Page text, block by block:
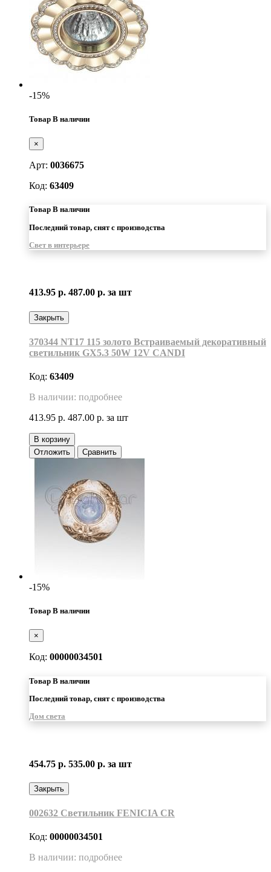
-15%
Товар В наличии
×
Арт: 0036675
Код: 63409
Товар В наличии
Последний товар, снят с производства
Свет в интерьере
413.95 р. 487.00 р. за шт
Закрыть
370344 NT17 115 золото Встраиваемый декоративный
светильник GX5.3 50W 12V CANDI
Код: 63409
В наличии: подробнее
413.95 р. 487.00 р. за шт
В корзину
Отложить
Сравнить
-15%
Товар В наличии
×
Код: 00000034501
Товар В наличии
Последний товар, снят с производства
Дом света
454.75 р. 535.00 р. за шт
Закрыть
002632 Светильник FENICIA CR
Код: 00000034501
В наличии: подробнее